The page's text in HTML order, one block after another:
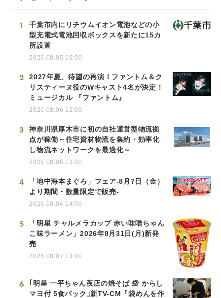
1
千葉市内にリチウムイオン電池などの小
型充電式電池回収ボックスを新たに15カ
所設置
2026.08.05 16:00
2
2027年夏、待望の再演！ファントム＆ク
リスティーヌ役のWキャスト4名が決定！
ミュージカル 『ファントム』
2026.08.06 12:00
3
神奈川県厚木市に初の自社運営型物流拠
点が稼働～住宅資材物流を集約・効率化
し物流ネットワークを最適化～
2026.08.06 13:00
4
「地中海本まぐろ」フェア-8月7日（金）
より期間・数量限定で販売-
2026.08.04 14:00
5
「明星 チャルメラカップ 赤い味噌ちゃん
こ味ラーメン」2026年8月31日(月)新発
売
2026.08.07 13:00
6
｢明星 一平ちゃん夜店の焼そば 袋 からし
マヨ付 5食パック｣新TV-CM『袋めんを作